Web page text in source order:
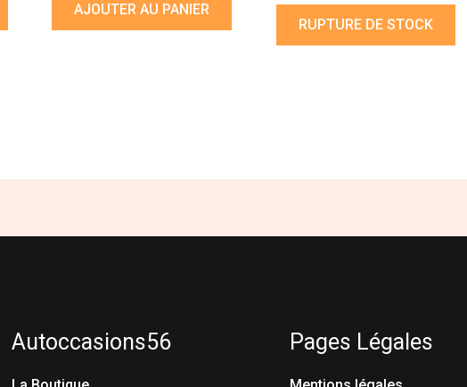
AJOUTER AU PANIER
RUPTURE DE STOCK
Autoccasions56 Pages Légales